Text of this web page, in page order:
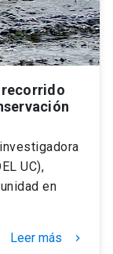
recorrido
UC),
en
Leer más keyboard_arrow_right